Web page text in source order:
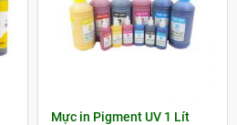
Mực in Pigment UV 1 Lít